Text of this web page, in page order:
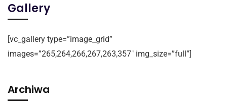
Gallery
[vc_gallery type=”image_grid”
images=”265,264,266,267,263,357″ img_size=”full”]
Archiwa